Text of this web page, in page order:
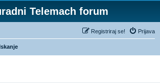
Telemach forum
Prijava
Registriraj se!